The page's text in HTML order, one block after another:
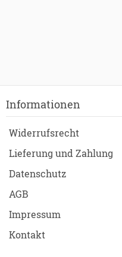
Informationen
Widerrufsrecht
Lieferung und Zahlung
Datenschutz
AGB
Impressum
Kontakt